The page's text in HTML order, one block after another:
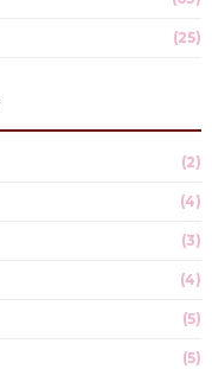
(25)
(2)
(4)
(3)
(4)
(5)
(5)